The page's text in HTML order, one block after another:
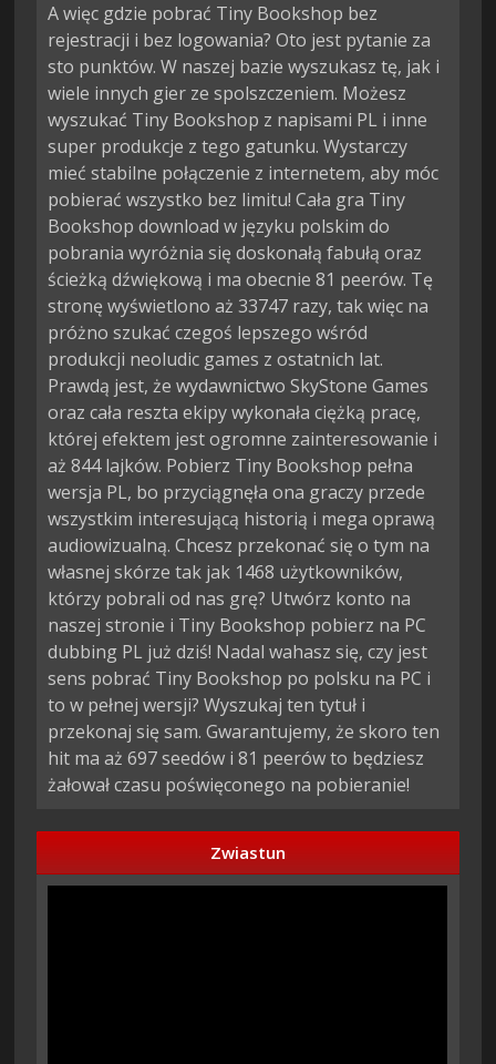
A więc gdzie pobrać Tiny Bookshop bez
rejestracji i bez logowania? Oto jest pytanie za
sto punktów. W naszej bazie wyszukasz tę, jak i
wiele innych gier ze spolszczeniem. Możesz
wyszukać Tiny Bookshop z napisami PL i inne
super produkcje z tego gatunku. Wystarczy
mieć stabilne połączenie z internetem, aby móc
pobierać wszystko bez limitu! Cała gra Tiny
Bookshop download w języku polskim do
pobrania wyróżnia się doskonałą fabułą oraz
ścieżką dźwiękową i ma obecnie 81 peerów. Tę
stronę wyświetlono aż 33747 razy, tak więc na
próżno szukać czegoś lepszego wśród
produkcji neoludic games z ostatnich lat.
Prawdą jest, że wydawnictwo SkyStone Games
oraz cała reszta ekipy wykonała ciężką pracę,
której efektem jest ogromne zainteresowanie i
aż 844 lajków. Pobierz Tiny Bookshop pełna
wersja PL, bo przyciągnęła ona graczy przede
wszystkim interesującą historią i mega oprawą
audiowizualną. Chcesz przekonać się o tym na
własnej skórze tak jak 1468 użytkowników,
którzy pobrali od nas grę? Utwórz konto na
naszej stronie i Tiny Bookshop pobierz na PC
dubbing PL już dziś! Nadal wahasz się, czy jest
sens pobrać Tiny Bookshop po polsku na PC i
to w pełnej wersji? Wyszukaj ten tytuł i
przekonaj się sam. Gwarantujemy, że skoro ten
hit ma aż 697 seedów i 81 peerów to będziesz
żałował czasu poświęconego na pobieranie!
Zwiastun